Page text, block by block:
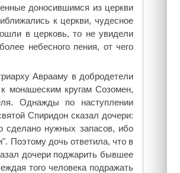
доносившимся из церкви
к церкви, чудесное
в церковь, то не увидели
небесного пения, от чего
Аврааму в добродетели
монашеским кругам Созомен,
Однажды по наступлении
Спиридон сказал дочери:
сделано нужных запасов, ибо
Поэтому дочь ответила, что в
дочери поджарить бывшее
того человека подражать